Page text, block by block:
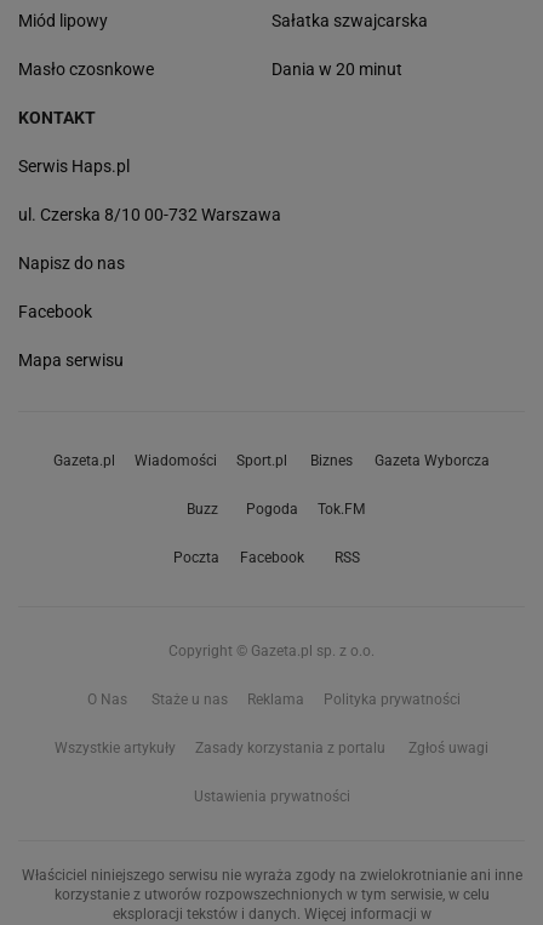
Miód lipowy
Masło czosnkowe
Sałatka szwajcarska
Dania w 20 minut
KONTAKT
Serwis Haps.pl
ul. Czerska 8/10 00-732 Warszawa
Napisz do nas
Facebook
Mapa serwisu
Gazeta.pl Wiadomości Sport.pl Biznes Gazeta Wyborcza
Buzz Pogoda Tok.FM
Poczta Facebook RSS
Copyright © Gazeta.pl sp. z o.o.
O Nas Staże u nas Reklama Polityka prywatności
Wszystkie artykuły Zasady korzystania z portalu Zgłoś uwagi
Ustawienia prywatności
Właściciel niniejszego serwisu nie wyraża zgody na zwielokrotnianie ani inne
korzystanie z utworów rozpowszechnionych w tym serwisie, w celu
eksploracji tekstów i danych. Więcej informacji w